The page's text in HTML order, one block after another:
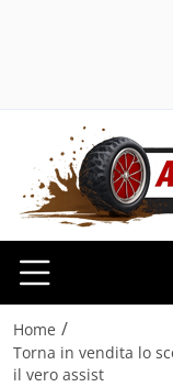
Home /
Torna in vendita lo
il vero assist